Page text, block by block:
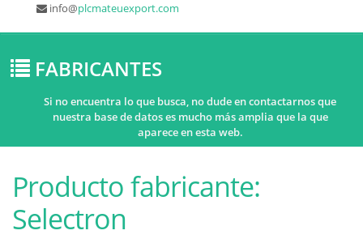
info@plcmateuexport.com
FABRICANTES
Si no encuentra lo que busca, no dude en contactarnos que
nuestra base de datos es mucho más amplia que la que
aparece en esta web.
Producto fabricante:
Selectron